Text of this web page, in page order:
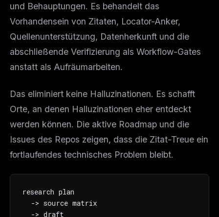
und Behauptungen. Es behandelt das
Vorhandensein von Zitaten, Locator-Anker,
Quellenunterstützung, Datenherkunft und die
abschließende Verifizierung als Workflow-Gates
anstatt als Aufräumarbeiten.
Das eliminiert keine Halluzinationen. Es schafft
Orte, an denen Halluzinationen eher entdeckt
werden können. Die aktive Roadmap und die
Issues des Repos zeigen, dass die Zitat-Treue ein
fortlaufendes technisches Problem bleibt.
research plan